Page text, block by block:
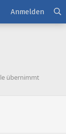
Anmelden
übernimmt